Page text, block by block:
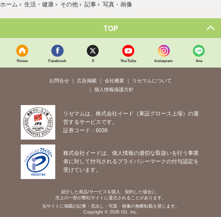
ホーム › 生活・健康 › その他 › 記事 › 写真・画像
TOP
Home Facebook X YouTube Instagram line
お問合せ 広告掲載 会社概要
リセマムについて
個人情報保護方針
リセマムは、株式会社イード（東証グロース上場）の運
営するサービスです。
証券コード：6038
株式会社イードは、個人情報の適切な取扱いを行う事業
者に対して付与されるプライバシーマークの付与認定を
受けています。
紹介した商品/サービスを購入、契約した場合に、
売上の一部が弊社サイトに還元されることがあります。
当サイトに掲載の記事・見出し・写真・画像の無断転載を禁じます。
Copyright © 2026 IID, Inc.